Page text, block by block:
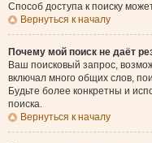
Способ доступа к поиску
Вернуться к началу
Почему мой поиск не даёт
Ваш поисковый запрос,
включал много общих слов,
Будьте более конкретны и
поиска.
Вернуться к началу